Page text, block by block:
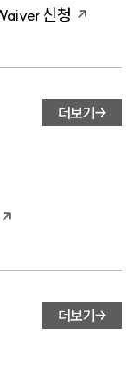
신청
더보기
더보기